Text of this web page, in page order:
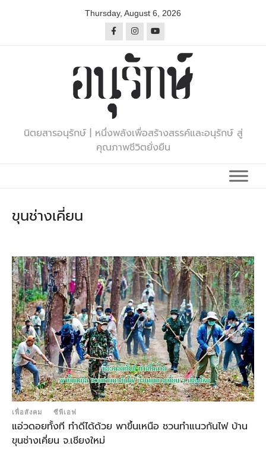
Thursday, August 6, 2026
นิตยสารอนุรักษ์ | หนึ่งพลังเพื่อสร้างสรรค์และอนุรักษ์ สู่
คุณภาพชีวิตยั่งยืน
ขุนช่างเคี่ยน
เพื่อสังคม ซีพีเอฟ
แอ่วดอยทั้งที ทำดีได้ด้วย พาขึ้นเหนือ ชวนทำแนวกันไฟ บ้าน
ขุนช่างเคี่ยน จ.เชียงใหม่